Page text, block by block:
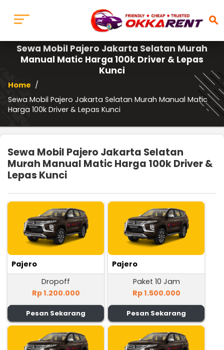
search
Sewa Mobil Pajero Jakarta Selatan Murah
Manual Matic Harga 100k Driver & Lepas
Kunci
Home /
Sewa Mobil Pajero Jakarta Selatan Murah Manual Matic
Harga 100k Driver & Lepas Kunci
Sewa Mobil Pajero Jakarta Selatan
Murah Manual Matic Harga 100k Driver &
Lepas Kunci
Pajero
Dropoff
Rp 1.200.000
Pesan Sekarang
Pajero
Paket 10 Jam
Rp 1.500.000
Pesan Sekarang